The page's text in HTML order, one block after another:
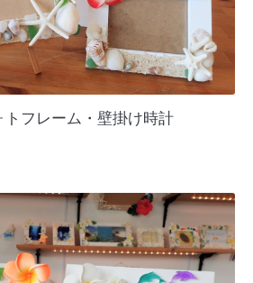
フレーム・壁掛け時計